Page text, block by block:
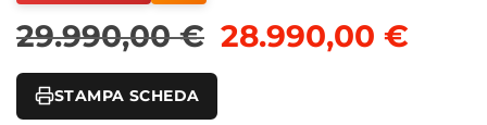
29.990,00€ Il prezzo
28.990,00€
STAMPA SCHEDA